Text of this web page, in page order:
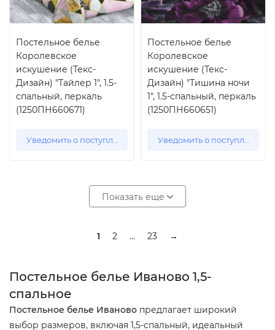
Постельное белье
Королевское
искушение (Текс-
Дизайн) "Тайлер 1", 1.5-
спальный, перкаль
(1250ПН660671)
Уведомить о поступлении
Постельное белье
Королевское
искушение (Текс-
Дизайн) "Тишина ночи
1", 1.5-спальный, перкаль
(1250ПН660651)
Уведомить о поступлении
Показать еще
1 2 ... 23 →
Постельное белье Иваново 1,5-
спальное
Постельное белье Иваново предлагает широкий
выбор размеров, включая 1,5-спальный, идеальный